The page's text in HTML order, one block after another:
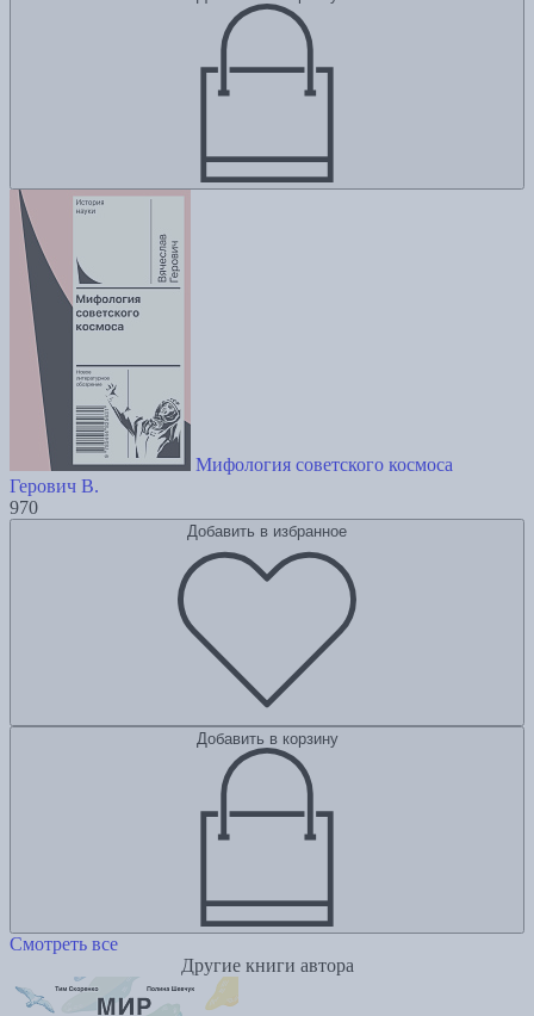
Мифология советского космоса
Герович В.
970
Добавить в избранное
Добавить в корзину
Смотреть все
Другие книги автора